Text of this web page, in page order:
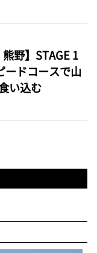
熊野】STAGE 1
ードコースで山
い込む